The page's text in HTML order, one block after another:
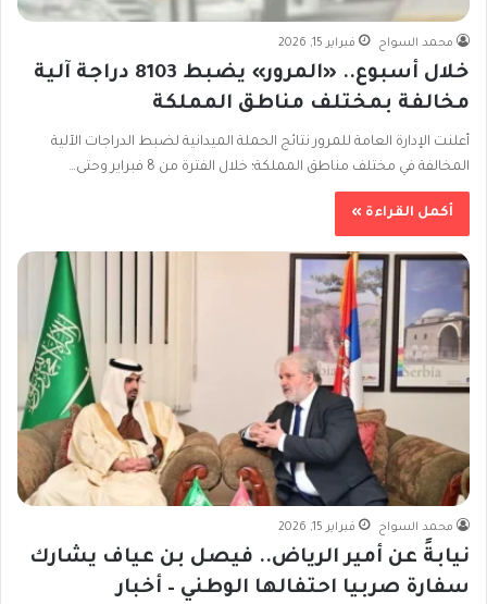
محمد السواح فبراير 15, 2026
خلال أسبوع.. «المرور» يضبط 8103 دراجة آلية
مخالفة بمختلف مناطق المملكة
أعلنت الإدارة العامة للمرور نتائج الحملة الميدانية لضبط الدراجات الآلية
المخالفة في مختلف مناطق المملكة؛ خلال الفترة من 8 فبراير وحتى…
أكمل القراءة »
محمد السواح فبراير 15, 2026
نيابةً عن أمير الرياض.. فيصل بن عياف يشارك
سفارة صربيا احتفالها الوطني – أخبار